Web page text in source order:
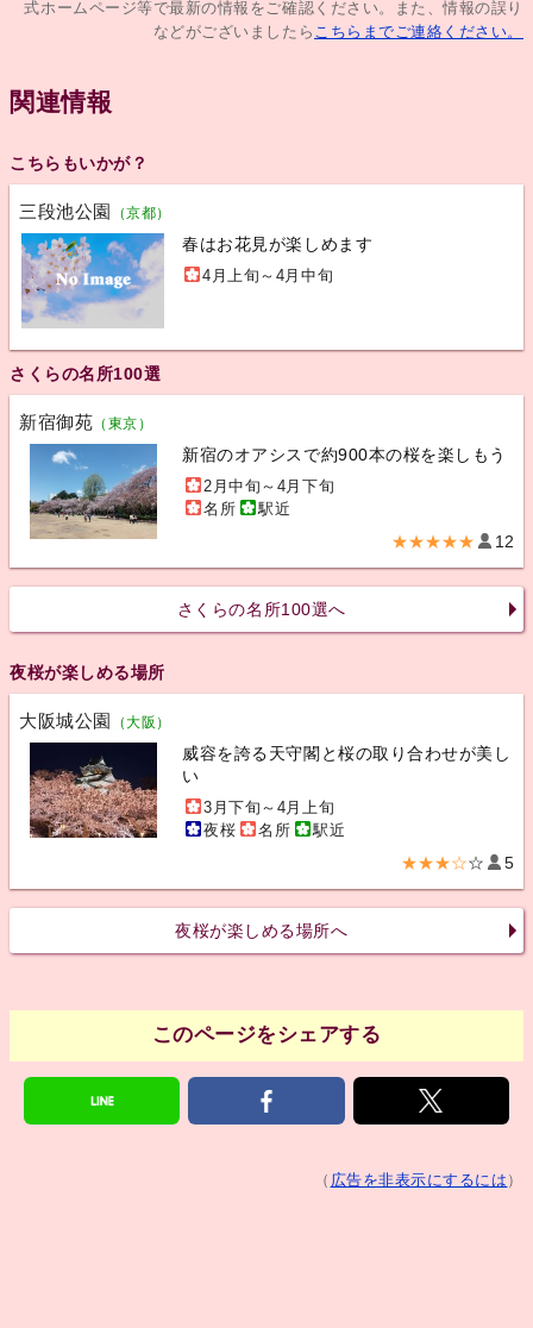
式ホームページ等で最新の情報をご確認ください。また、情報の誤り
などがございましたら こちらまでご連絡ください。
関連情報
こちらもいかが？
三段池公園 （京都）
春はお花見が楽しめます
4月上旬～4月中旬
さくらの名所100選
新宿御苑 （東京）
新宿のオアシスで約900本の桜を楽しもう
2月中旬～4月下旬
名所
駅近
★★★★★ 12
さくらの名所100選へ
夜桜が楽しめる場所
大阪城公園 （大阪）
威容を誇る天守閣と桜の取り合わせが美し
い
3月下旬～4月上旬
夜桜
名所 駅近
★★★☆☆ 5
夜桜が楽しめる場所へ
このページをシェアする
（ 広告を非表示にするには ）